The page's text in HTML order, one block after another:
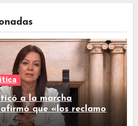
a la marcha
que «los reclamos